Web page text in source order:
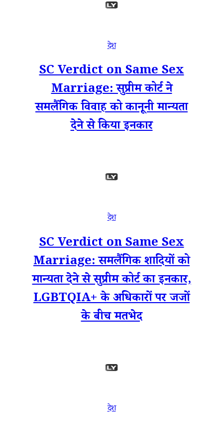
देश
SC Verdict on Same Sex
Marriage: सुप्रीम कोर्ट ने
समलैंगिक विवाह को कानूनी मान्‍यता
देने से किया इनकार
देश
SC Verdict on Same Sex
Marriage: समलैंगिक शादियों को
मान्यता देने से सुप्रीम कोर्ट का इनकार,
LGBTQIA+ के अधिकारों पर जजों
के बीच मतभेद
देश